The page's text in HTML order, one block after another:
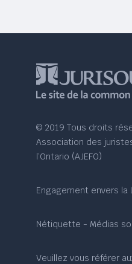
© 2019 Tous droits
Association des
l’Ontario (AJEFO)
Engagement envers la
Nétiquette - Médias
Veuillez vous référer